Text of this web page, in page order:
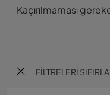
FILTRELERI SIFIRLA